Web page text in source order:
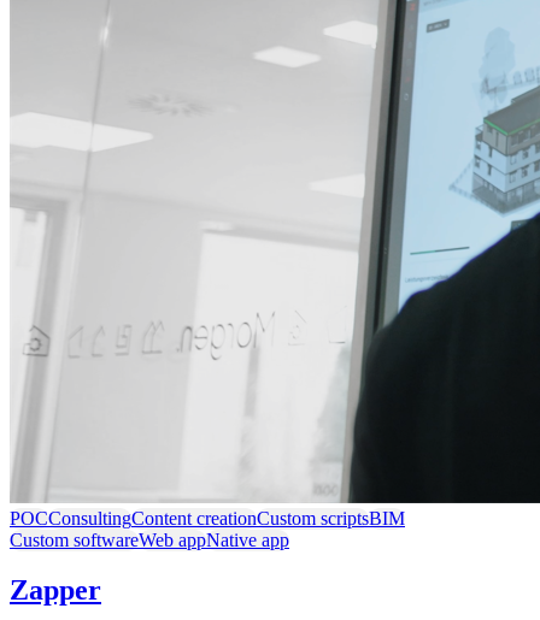
POCConsultingContent creationCustom scriptsBIM
Custom softwareWeb appNative app
Zapper